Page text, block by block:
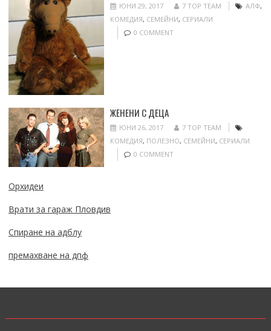
ЮНИ 29, 2017 7 TOP TEAM АЛФ,
КОМЕДИЯ, СЕМЕЙНИ, СЕРИАЛИ
0 COMMENT
ЖЕНЕНИ С ДЕЦА
ЮНИ 26, 2017
7 TOP TEAM
КОМЕДИЯ, ПОЛЕЗНО, СЕМЕЙНИ, СЕРИАЛИ
0 COMMENT
Орхидеи
Врати за гараж Пловдив
Спиране на адблу
премахване на дпф